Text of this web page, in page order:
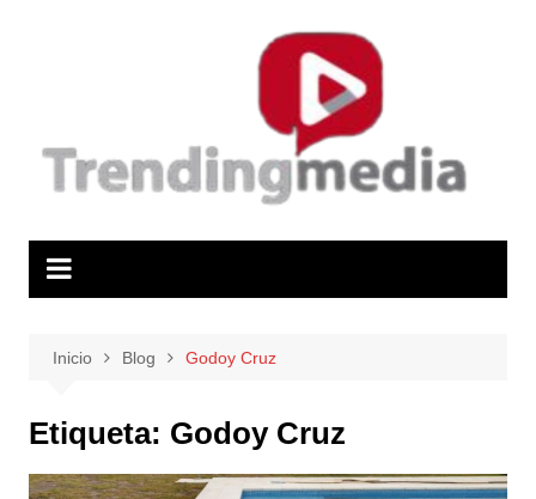
Inicio Blog Godoy Cruz
Etiqueta: Godoy Cruz